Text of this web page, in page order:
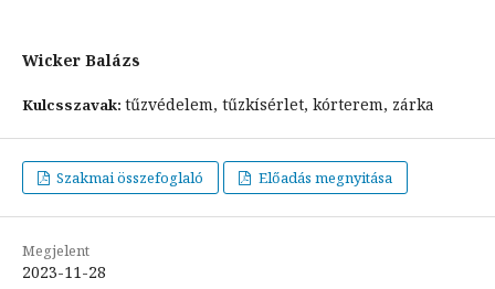
Wicker Balázs
Kulcsszavak: tűzvédelem, tűzkísérlet, kórterem, zárka
Szakmai összefoglaló Előadás megnyitása
Megjelent
2023-11-28